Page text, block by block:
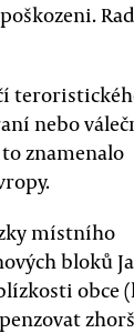
nebo
znamenalo
místního
bloků
obce